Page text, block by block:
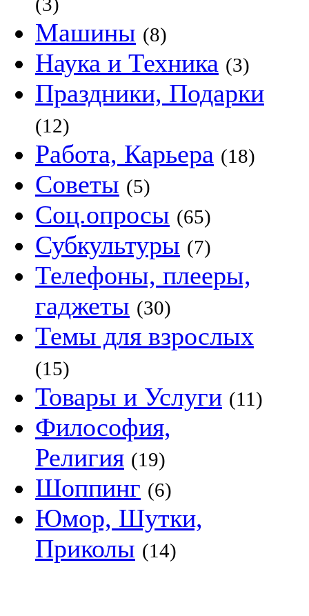
Машины (8)
Наука и Техника (3)
Праздники, Подарки
(12)
Работа, Карьера (18)
Советы (5)
Соц.опросы (65)
Субкультуры (7)
Телефоны, плееры,
гаджеты (30)
Темы для взрослых
(15)
Товары и Услуги (11)
Философия,
Религия (19)
Шоппинг (6)
Юмор, Шутки,
Приколы (14)